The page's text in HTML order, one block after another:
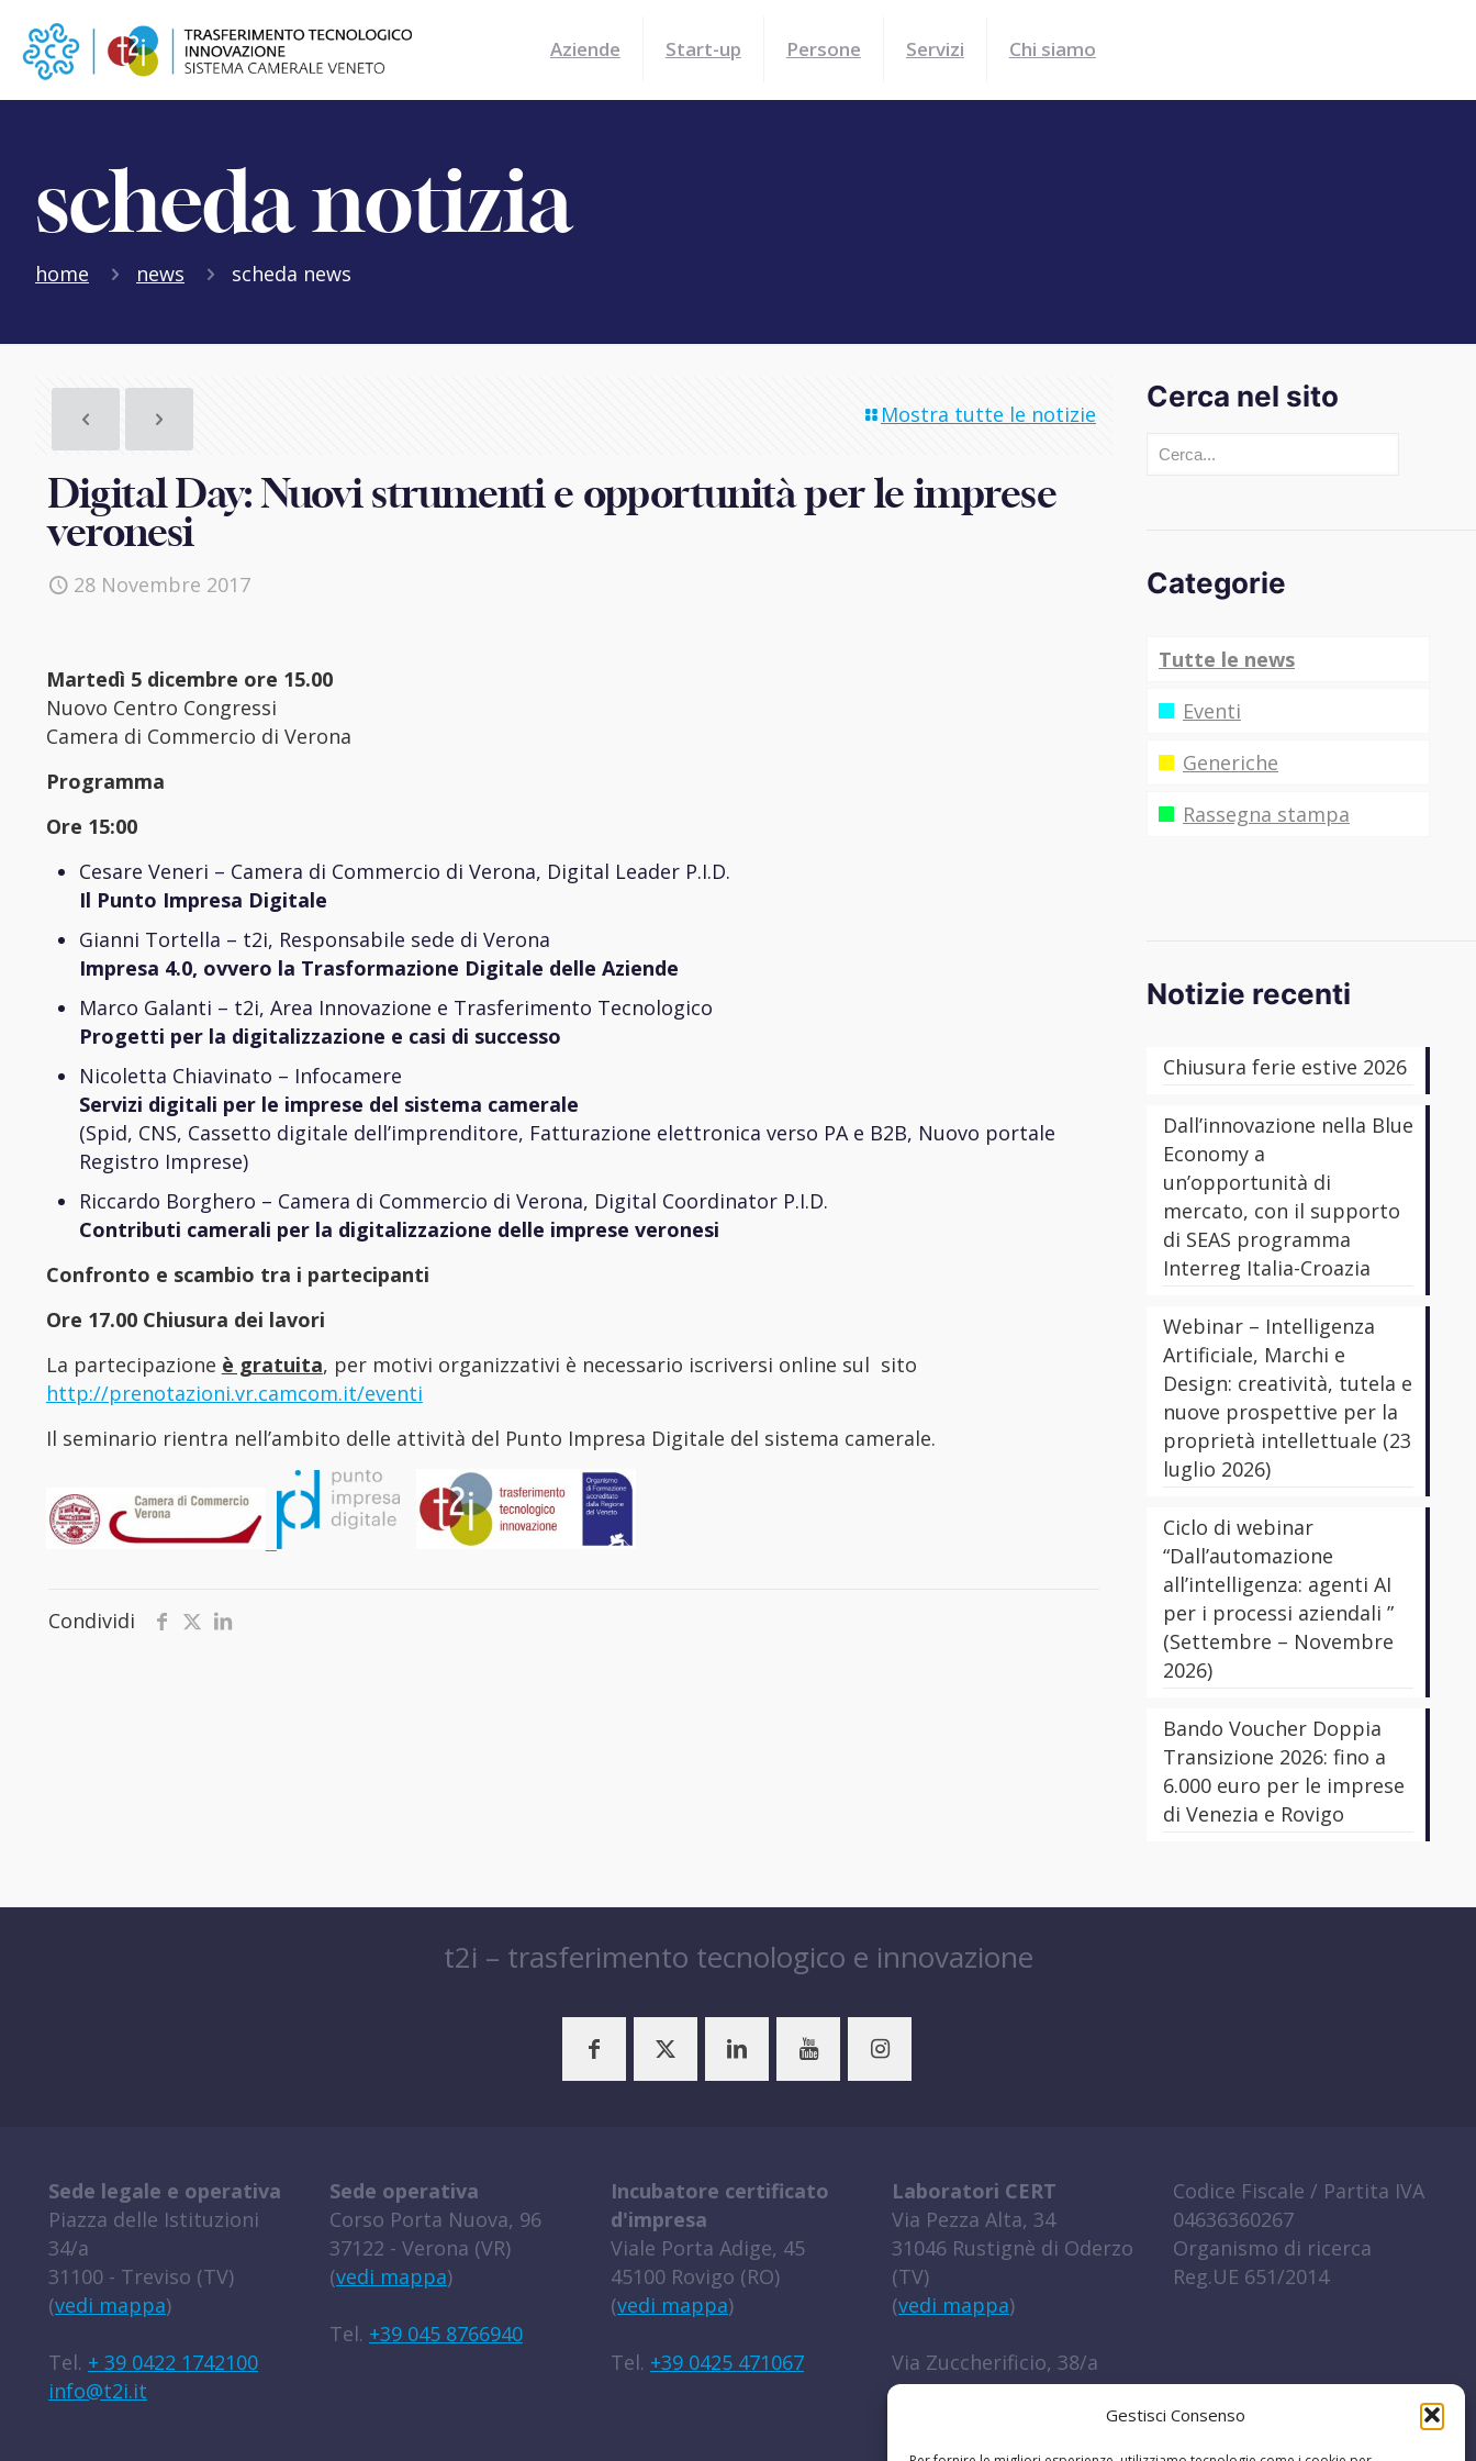
Gestisci Consenso
Aziende Start-up Persone Servizi Chi siamo
scheda notizia
home news scheda news
Mostra tutte le notizie
Digital Day: Nuovi strumenti e opportunità per le imprese
veronesi
28 Novembre 2017
Martedì 5 dicembre ore 15.00
Nuovo Centro Congressi
Camera di Commercio di Verona
Programma
Ore 15:00
Cesare Veneri – Camera di Commercio di Verona, Digital Leader P.I.D.
Il Punto Impresa Digitale
Gianni Tortella – t2i, Responsabile sede di Verona
Impresa 4.0, ovvero la Trasformazione Digitale delle Aziende
Marco Galanti – t2i, Area Innovazione e Trasferimento Tecnologico
Progetti per la digitalizzazione e casi di successo
Nicoletta Chiavinato – Infocamere
Servizi digitali per le imprese del sistema camerale
(Spid, CNS, Cassetto digitale dell’imprenditore, Fatturazione elettronica verso PA e B2B, Nuovo portale
Registro Imprese)
Riccardo Borghero – Camera di Commercio di Verona, Digital Coordinator P.I.D.
Contributi camerali per la digitalizzazione delle imprese veronesi
Confronto e scambio tra i partecipanti
Ore 17.00 Chiusura dei lavori
La partecipazione è gratuita, per motivi organizzativi è necessario iscriversi online sul sito
http://prenotazioni.vr.camcom.it/eventi
Il seminario rientra nell’ambito delle attività del Punto Impresa Digitale del sistema camerale.
Condividi
Cerca nel sito
Cerca
Categorie
Tutte le news
Eventi
Generiche
Rassegna stampa
Notizie recenti
Chiusura ferie estive 2026
Dall’innovazione nella Blue
Economy a
un’opportunità di
mercato, con il supporto
di SEAS programma
Interreg Italia-Croazia
Webinar – Intelligenza
Artificiale, Marchi e
Design: creatività, tutela e
nuove prospettive per la
proprietà intellettuale (23
luglio 2026)
Ciclo di webinar
“Dall’automazione
all’intelligenza: agenti AI
per i processi aziendali ”
(Settembre – Novembre
2026)
Bando Voucher Doppia
Transizione 2026: fino a
6.000 euro per le imprese
di Venezia e Rovigo
t2i – trasferimento tecnologico e innovazione
Sede legale e operativa
Piazza delle Istituzioni
34/a
31100 - Treviso (TV)
(vedi mappa)
Tel. + 39 0422 1742100
info@t2i.it
Sede operativa
Corso Porta Nuova, 96
37122 - Verona (VR)
(vedi mappa)
Tel. +39 045 8766940
Incubatore certificato
d'impresa
Viale Porta Adige, 45
45100 Rovigo (RO)
(vedi mappa)
Tel. +39 0425 471067
Laboratori CERT
Via Pezza Alta, 34
31046 Rustignè di Oderzo
(TV)
(vedi mappa)
Via Zuccherificio, 38/a
45100 Rovigo (RO)
Codice Fiscale / Partita IVA
04636360267
Organismo di ricerca
Reg.UE 651/2014